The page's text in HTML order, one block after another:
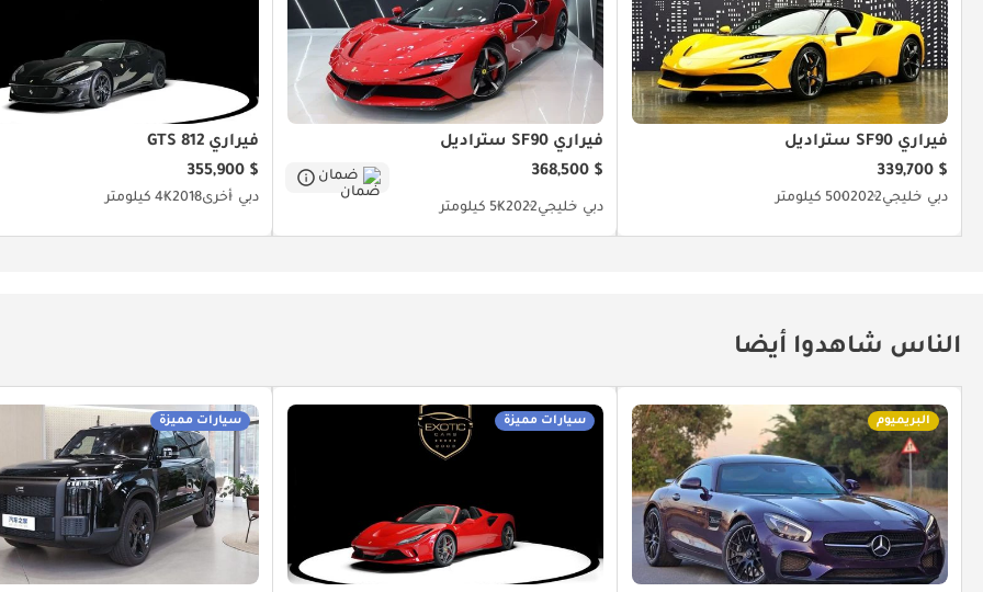
فيراري SF90 ستراديل
$ 339,700
دبي خليجي2022500 كيلومتر
فيراري SF90 ستراديل
$ 368,500
ضمان
دبي خليجي20225K كيلومتر
فيراري 812 GTS
$ 355,900
دبي أخرى20184K كيلومتر
الناس شاهدوا أيضا
البريميوم سيارات مميزة سيارات مميزة